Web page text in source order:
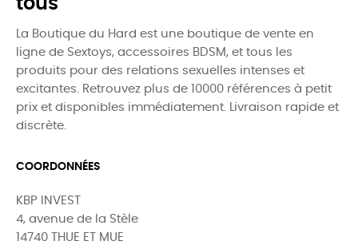
tous
La Boutique du Hard est une boutique de vente en
ligne de Sextoys, accessoires BDSM, et tous les
produits pour des relations sexuelles intenses et
excitantes. Retrouvez plus de 10000 références à petit
prix et disponibles immédiatement. Livraison rapide et
discrète.
COORDONNÉES
KBP INVEST
4, avenue de la Stèle
14740 THUE ET MUE